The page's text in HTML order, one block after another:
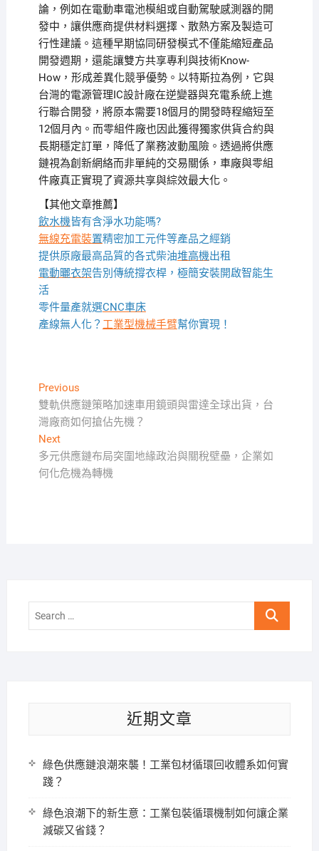
論，例如在電動車電池模組或自動駕駛感測器的開
發中，讓供應商提供材料選擇、散熱方案及製造可
行性建議。這種早期協同研發模式不僅能縮短產品
開發週期，還能讓雙方共享專利與技術Know-
How，形成差異化競爭優勢。以特斯拉為例，它與
台灣的電源管理IC設計廠在逆變器與充電系統上進
行聯合開發，將原本需要18個月的開發時程縮短至
12個月內。而零組件廠也因此獲得獨家供貨合約與
長期穩定訂單，降低了業務波動風險。透過將供應
鏈視為創新網絡而非單純的交易關係，車廠與零組
件廠真正實現了資源共享與綜效最大化。
【其他文章推薦】
飲水機皆有含淨水功能嗎?
無線充電裝置精密加工元件等產品之經銷
提供原廠最高品質的各式柴油堆高機出租
電動曬衣架告別傳統撐衣桿，極簡安裝開啟智能生
活
零件量產就選CNC車床
產線無人化？ 工業型機械手臂幫你實現！
文
章
導
覽
PreviousPrevious
post:
雙軌供應鏈策略加速車用鏡頭與雷達全球出貨，台
灣廠商如何搶佔先機？
NextNext
post:
多元供應鏈布局突圍地緣政治與關稅壁壘，企業如
何化危機為轉機
Search
近期文章
綠色供應鏈浪潮來襲！工業包材循環回收體系如何實
踐？
綠色浪潮下的新生意：工業包裝循環機制如何讓企業
減碳又省錢？